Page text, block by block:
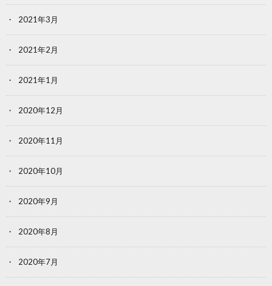
2021年3月
2021年2月
2021年1月
2020年12月
2020年11月
2020年10月
2020年9月
2020年8月
2020年7月